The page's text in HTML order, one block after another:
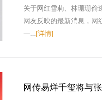
关于网红雪莉、林珊珊偷
网友反映的最新消息，网
一... [详情]
网传易烊千玺将与